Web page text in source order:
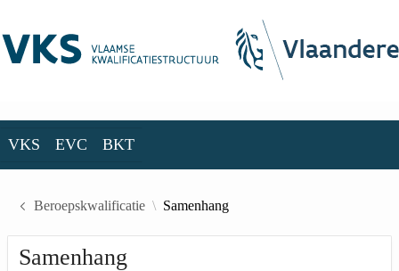
VKS EVC BKT
Beroepskwalificatie Samenhang
Samenhang